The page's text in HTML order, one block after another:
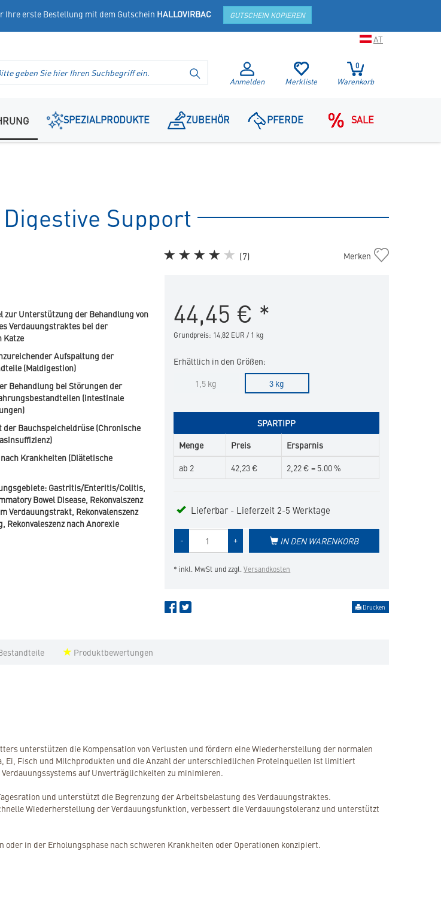
Ihre erste Bestellung mit dem Gutschein HALLOVIRBAC GUTSCHEIN KOPIEREN
AT
Anmelden Merkliste
0
Warenkorb
SUCHE STARTEN
SPEZIALPRODUKTE ZUBEHÖR PFERDE SALE
Support
Unterstützung der Behandlung von
Verdauungstraktes bei der
Katze
Aufspaltung der
(Maldigestion)
Behandlung bei Störungen der
(intestinale
Bauchspeicheldrüse (Chronische
Krankheiten (Diätetische
Gastritis/Enteritis/Colitis,
Bowel Disease, Rekonvalszenz
Verdauungstrakt, Rekonvalenszenz
Rekonvaleszenz nach Anorexie
(7)
Cat
Merken
44,45 € *
Grundpreis: 14,82 EUR / 1 kg
Erhältlich in den Größen:
1,5 kg
3 kg
SPARTIPP
Menge
Preis
Ersparnis
ab 2
42,23 € 2,22 € = 5.00 %
Lieferbar - Lieferzeit 2-5 Werktage
+
- IN DEN WARENKORB
* inkl. MwSt und zzgl.Versandkosten
Drucken
Produktbewertungen
unterstützen die Kompensation von Verlusten und fördern eine Wiederherstellung der normalen
Ei, Fisch und Milchprodukten und die Anzahl der unterschiedlichen Proteinquellen ist limitiert
auf Unverträglichkeiten zu minimieren.
und unterstützt die Begrenzung der Arbeitsbelastung des Verdauungstraktes.
Wiederherstellung der Verdauungsfunktion, verbessert die Verdauungstoleranz und unterstützt
in der Erholungsphase nach schweren Krankheiten oder Operationen konzipiert.